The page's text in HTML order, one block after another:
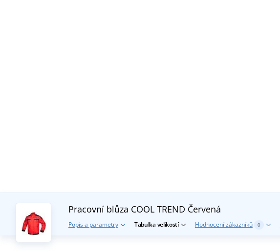
Pracovní blůza COOL TREND Červená
Popis a parametry Tabulka velikostí Hodnocení zákazníků 0